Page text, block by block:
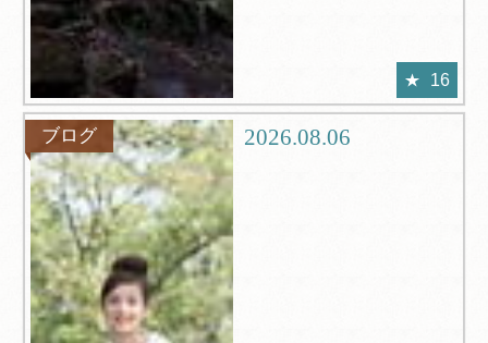
16
ブログ 2026.08.06